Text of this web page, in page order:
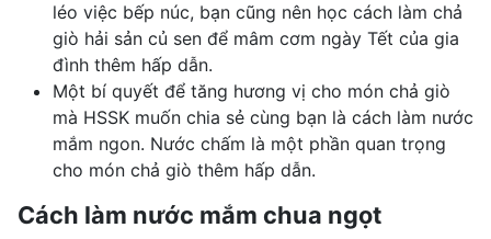
léo việc bếp núc, bạn cũng nên học cách làm chả
giò hải sản củ sen để mâm cơm ngày Tết của gia
đình thêm hấp dẫn.
Một bí quyết để tăng hương vị cho món chả giò
mà HSSK muốn chia sẻ cùng bạn là cách làm nước
mắm ngon. Nước chấm là một phần quan trọng
cho món chả giò thêm hấp dẫn.
Cách làm nước mắm chua ngọt